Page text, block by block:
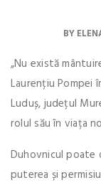
BY
„Nu există
Laurențiu Pompei
Luduș, județul
rolul său în viața
Duhovnicul poate
puterea și